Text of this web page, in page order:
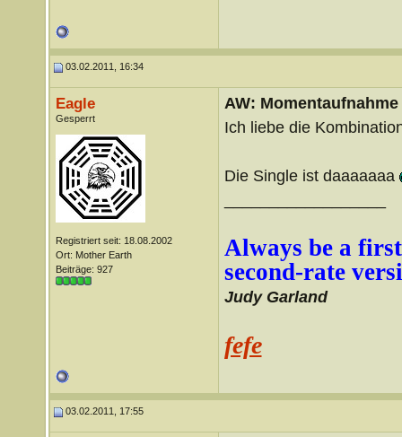
03.02.2011, 16:34
Eagle
Gesperrt
Registriert seit: 18.08.2002
Ort: Mother Earth
Beiträge: 927
AW: Momentaufnahme
Ich liebe die
Die Single ist daaaaaaa
Always be a
second-rate
Judy Garland
fefe
03.02.2011, 17:55